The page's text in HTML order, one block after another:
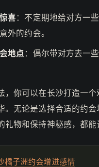
喜：不定期地给对方一
外的约会。
地点：偶尔带对方去一
，你可以在长沙打造一
。无论是选择合适的约
礼物和保持神秘感，都能
橘子洲约会增进感情